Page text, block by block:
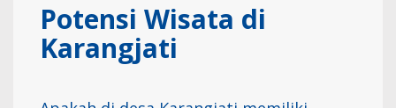
Potensi Wisata di
Karangjati